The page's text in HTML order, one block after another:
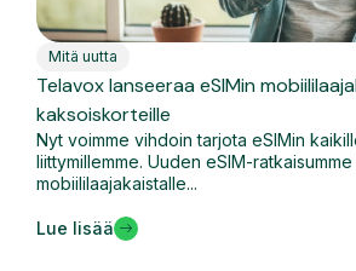
Mitä uutta
Telavox lanseeraa eSIMin
kaksoiskorteille
Nyt voimme vihdoin tarjota eSIMin
liittymillemme. Uuden eSIM-
mobiililaajakaistalle...
Lue lisää